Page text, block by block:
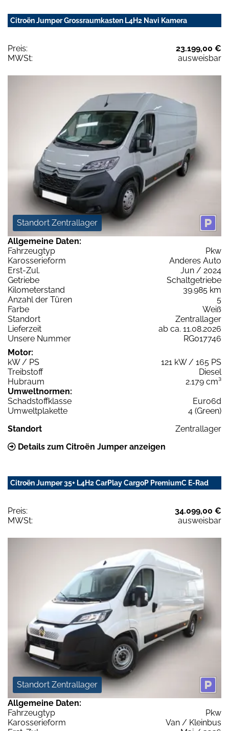
Citroën Jumper Grossraumkasten L4H2 Navi Kamera
Preis:
23.199,00 €
MWSt:
ausweisbar
Standort Zentrallager
Allgemeine Daten:
Fahrzeugtyp
Pkw
Karosserieform
Anderes Auto
Erst-Zul.
Jun / 2024
Getriebe
Schaltgetriebe
Kilometerstand
39.985 km
Anzahl der Türen
5
Farbe
Weiß
Standort
Zentrallager
Lieferzeit
ab ca. 11.08.2026
Unsere Nummer
RG017746
Motor:
kW / PS
121 kW / 165 PS
Treibstoff
Diesel
Hubraum
2.179 cm³
Umweltnormen:
Schadstoffklasse
Euro6d
Umweltplakette
4 (Green)
Standort
Zentrallager
Details zum Citroën Jumper anzeigen
Citroën Jumper 35+ L4H2 CarPlay CargoP PremiumC E-Rad
Preis:
34.099,00 €
MWSt:
ausweisbar
Standort Zentrallager
Allgemeine Daten:
Fahrzeugtyp
Pkw
Karosserieform
Van / Kleinbus